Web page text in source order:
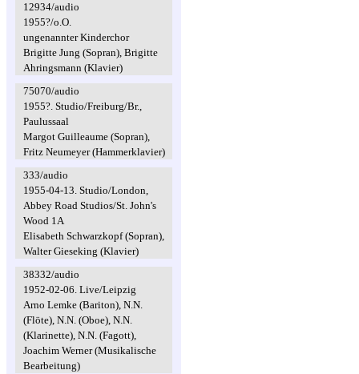
12934/audio
1955?/o.O.
ungenannter Kinderchor
Brigitte Jung (Sopran), Brigitte
Ahringsmann (Klavier)
75070/audio
1955?. Studio/Freiburg/Br.,
Paulussaal
Margot Guilleaume (Sopran),
Fritz Neumeyer (Hammerklavier)
333/audio
1955-04-13. Studio/London,
Abbey Road Studios/St. John's
Wood 1A
Elisabeth Schwarzkopf (Sopran),
Walter Gieseking (Klavier)
38332/audio
1952-02-06. Live/Leipzig
Arno Lemke (Bariton), N.N.
(Flöte), N.N. (Oboe), N.N.
(Klarinette), N.N. (Fagott),
Joachim Werner (Musikalische
Bearbeitung)